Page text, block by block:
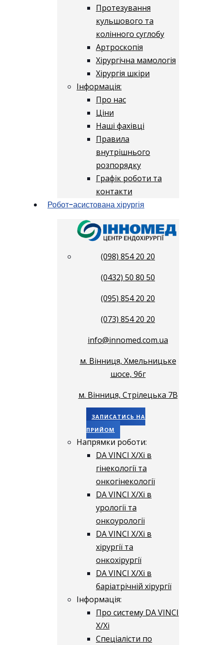
Протезування
кульшового та
колінного суглобу
Артроскопія
Хірургічна мамологія
Хірургія шкіри
Інформація:
Про нас
Ціни
Наші фахівці
Правила
внутрішнього
розпорядку
Графік роботи та
контакти
Робот-асистована хірургія
(098) 854 20 20
(0432) 50 80 50
(095) 854 20 20
(073) 854 20 20
info@innomed.com.ua
м. Вінниця, Хмельницьке
шосе, 96г
м. Вінниця, Стрілецька 7В
ЗАПИСАТИСЬ НА
ПРИЙОМ
Напрямки роботи:
DA VINCI X/Xі в
гінекології та
онкогінекології
DA VINCI X/Xі в
урології та
онкоурології
DA VINCI X/Xі в
хірургії та
онкохірургії
DA VINCI X/Xі в
баріатрічній хірургії
Інформація:
Про систему DA VINCI
X/Xі
Спеціалісти по